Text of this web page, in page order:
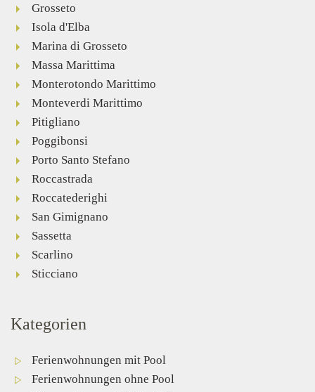
Grosseto
Isola d'Elba
Marina di Grosseto
Massa Marittima
Monterotondo Marittimo
Monteverdi Marittimo
Pitigliano
Poggibonsi
Porto Santo Stefano
Roccastrada
Roccatederighi
San Gimignano
Sassetta
Scarlino
Sticciano
Kategorien
Ferienwohnungen mit Pool
Ferienwohnungen ohne Pool